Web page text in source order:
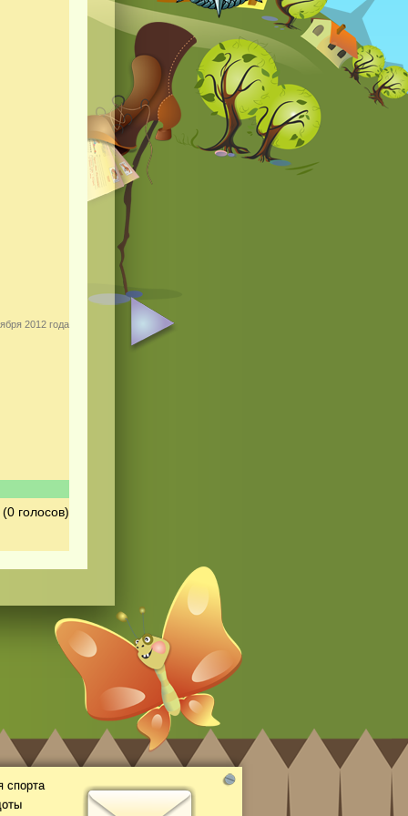
2012 года
голосов)
спорта